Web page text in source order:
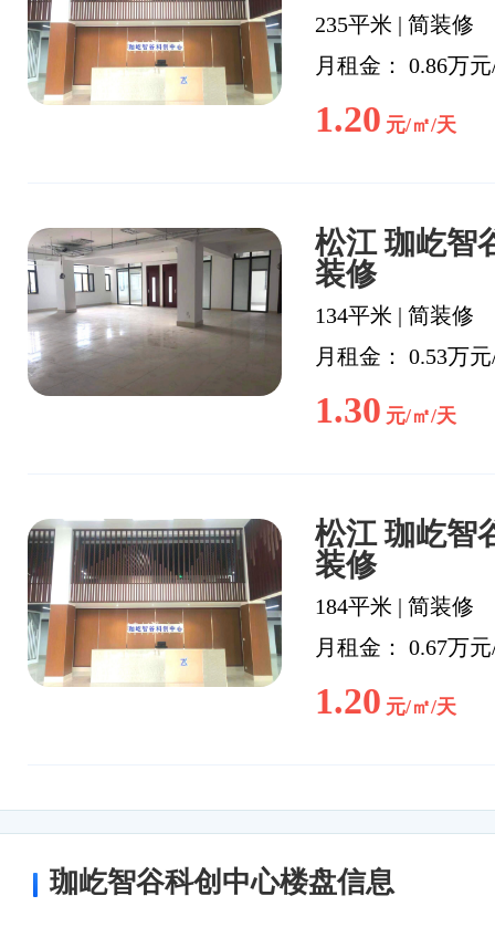
235平米 | 简装修
月租金： 0.86万
1.20 元/㎡/天
松江 珈屹智
装修
134平米 | 简装修
月租金： 0.53万
1.30 元/㎡/天
松江 珈屹智
装修
184平米 | 简装修
月租金： 0.67万
1.20 元/㎡/天
珈屹智谷科创中心楼盘信息